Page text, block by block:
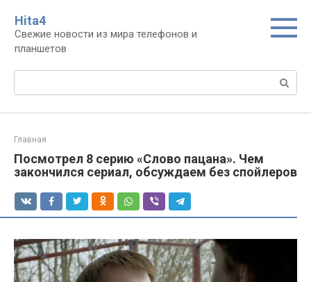
контенту
Нita4
Свежие новости из мира телефонов и
планшетов
Поиск:
Главная
Посмотрел 8 серию «Слово пацана». Чем
закончился сериал, обсуждаем без спойлеров